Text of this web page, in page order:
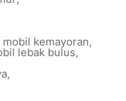
kemayoran,
lebak bulus,
,